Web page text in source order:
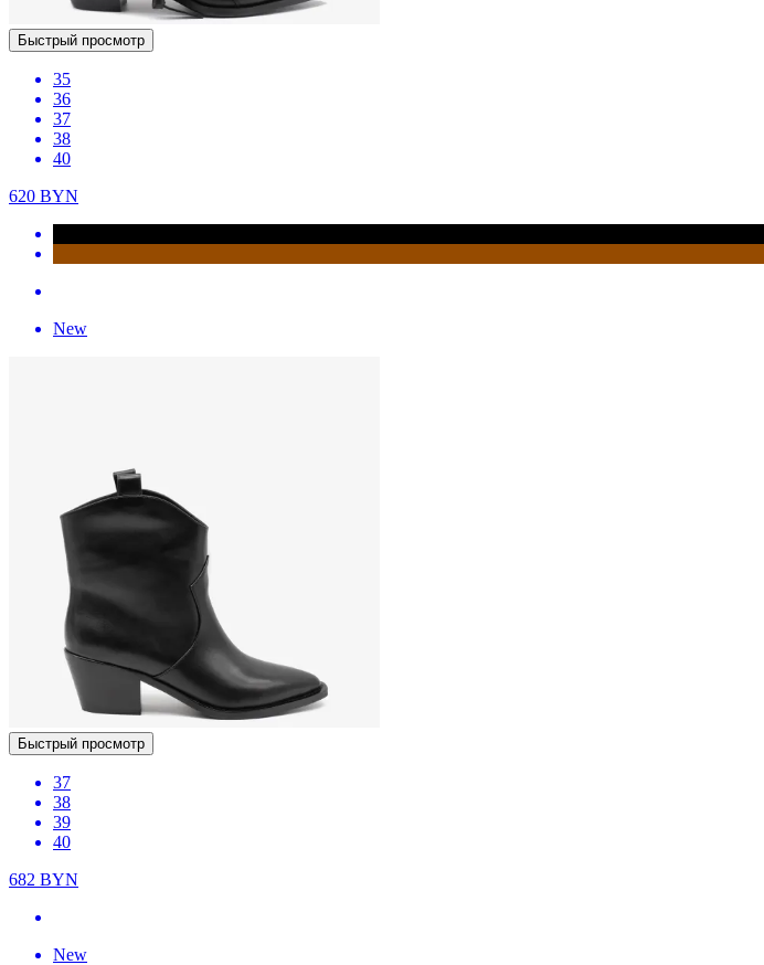
Быстрый просмотр
35
36
37
38
40
620 BYN
New
Быстрый просмотр
37
38
39
40
682 BYN
New